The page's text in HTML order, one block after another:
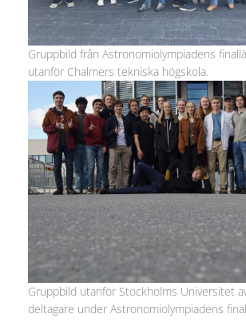
Gruppbild från Astronomiolympiadens
utanför Chalmers tekniska högskola.
Gruppbild utanför Stockholms Universitet
deltagare under Astronomiolympiadens